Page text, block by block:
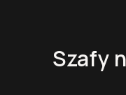
Szafy